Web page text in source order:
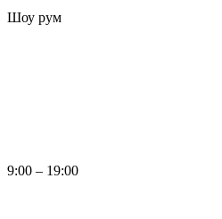
Шоу рум
9:00 – 19:00